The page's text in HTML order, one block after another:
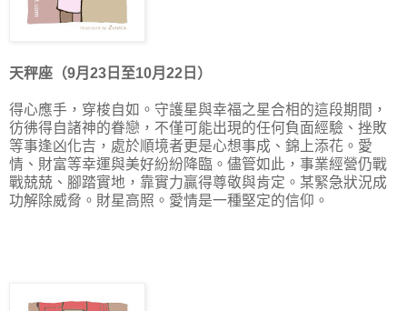
天秤座（9月23日至10月22日）
得心應手，穿梭自如。守護星與幸福之星合相的這段期間，
彷彿得自諸神的眷戀，不僅可能出現的任何負面經驗、挫敗
等事逢凶化吉，處於順境者更是心想事成、錦上添花。愛
情、財富等幸運與美好紛紛降臨。儘管如此，事業經營仍戰
戰兢兢、腳踏實地，靠實力贏得尊敬與肯定。某緊急狀況成
功解除威脅。財星高照。愛情是一種堅定的信仰。